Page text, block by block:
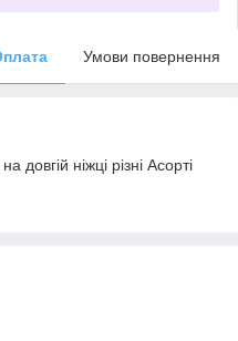
Умови повернення
довгій ніжці різні Асорті